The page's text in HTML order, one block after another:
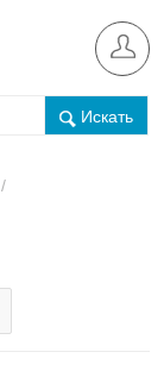
Искать
/